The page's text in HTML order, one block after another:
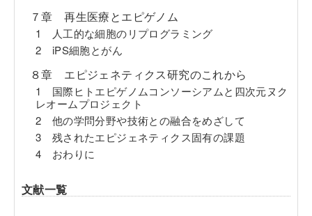
７章 再生医療とエピゲノム
1 人工的な細胞のリプログラミング
2 iPS細胞とがん
８章 エピジェネティクス研究のこれから
1 国際ヒトエピゲノムコンソーシアムと四次元ヌク
レオームプロジェクト
2 他の学問分野や技術との融合をめざして
3 残されたエピジェネティクス固有の課題
4 おわりに
文献一覧